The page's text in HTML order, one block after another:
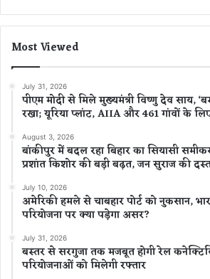
Most Viewed
July 31, 2026
पीएम मोदी से मिले मुख्यमंत्री विष्णु देव साय,
रखा; यूरिया प्लांट, AIIA और 461 गांवों के
August 3, 2026
बांकीपुर में बदल रहा बिहार का सियासी
प्रशांत किशोर की बड़ी बढ़त, जन सुराज की
July 10, 2026
अमेरिकी हमले से चाबहार पोर्ट को नुकसान,
परियोजना पर क्या पड़ेगा असर?
July 31, 2026
बस्तर से सरगुजा तक मजबूत होगी रेल
परियोजनाओं को मिलेगी रफ्तार